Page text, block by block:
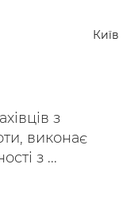
Київ
з
виконає
з ...